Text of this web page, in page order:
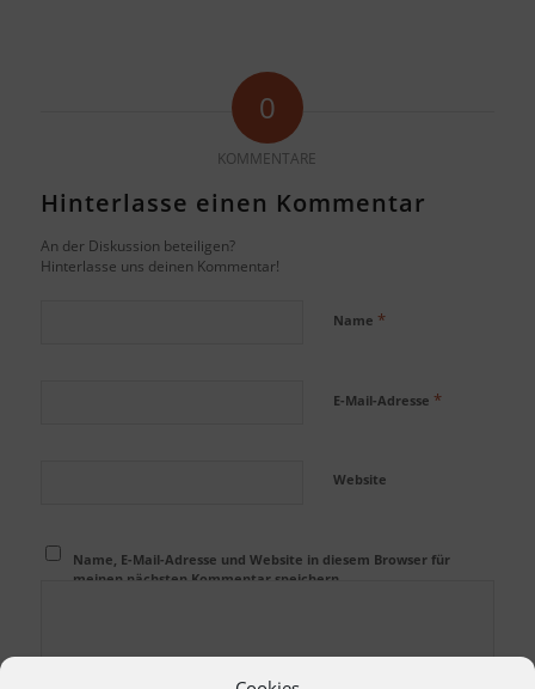
0
KOMMENTARE
Hinterlasse einen Kommentar
An der Diskussion beteiligen?
Hinterlasse uns deinen Kommentar!
Name *
E-Mail-Adresse *
Website
Name, E-Mail-Adresse und Website in diesem Browser für
meinen nächsten Kommentar speichern.